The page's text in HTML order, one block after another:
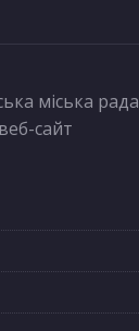
міська рада
сайт